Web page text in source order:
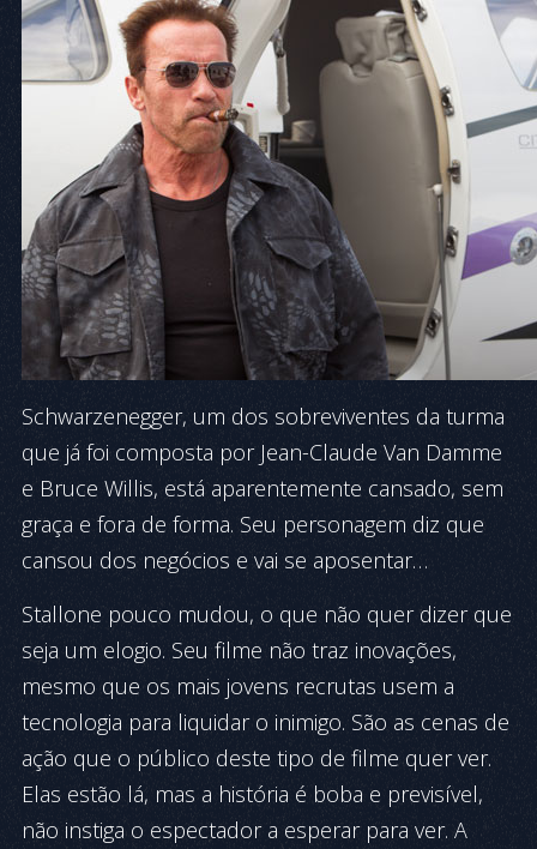
Schwarzenegger, um dos sobreviventes da turma
que já foi composta por Jean-Claude Van Damme
e Bruce Willis, está aparentemente cansado, sem
graça e fora de forma. Seu personagem diz que
cansou dos negócios e vai se aposentar…
Stallone pouco mudou, o que não quer dizer que
seja um elogio. Seu filme não traz inovações,
mesmo que os mais jovens recrutas usem a
tecnologia para liquidar o inimigo. São as cenas de
ação que o público deste tipo de filme quer ver.
Elas estão lá, mas a história é boba e previsível,
não instiga o espectador a esperar para ver. A